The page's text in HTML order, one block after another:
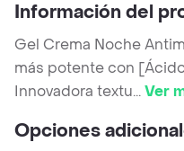
Información del
Gel Crema Noche
más potente con
Innovadora textu...Ver
Opciones